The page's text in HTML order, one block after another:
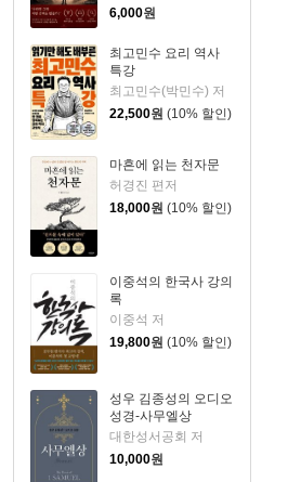
6,000원
최고민수 요리 역사
특강
최고민수(박민수) 저
22,500원 (10% 할인)
마흔에 읽는 천자문
허경진 편저
18,000원 (10% 할인)
이중석의 한국사 강의
록
이중석 저
19,800원 (10% 할인)
성우 김종성의 오디오
성경-사무엘상
대한성서공회 저
10,000원